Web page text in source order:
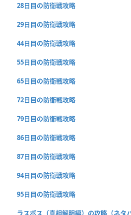
28日目の防衛戦攻略
29日目の防衛戦攻略
44日目の防衛戦攻略
55日目の防衛戦攻略
65日目の防衛戦攻略
72日目の防衛戦攻略
79日目の防衛戦攻略
86日目の防衛戦攻略
87日目の防衛戦攻略
94日目の防衛戦攻略
95日目の防衛戦攻略
ラスボス（真相解明編）の攻略（ネタ